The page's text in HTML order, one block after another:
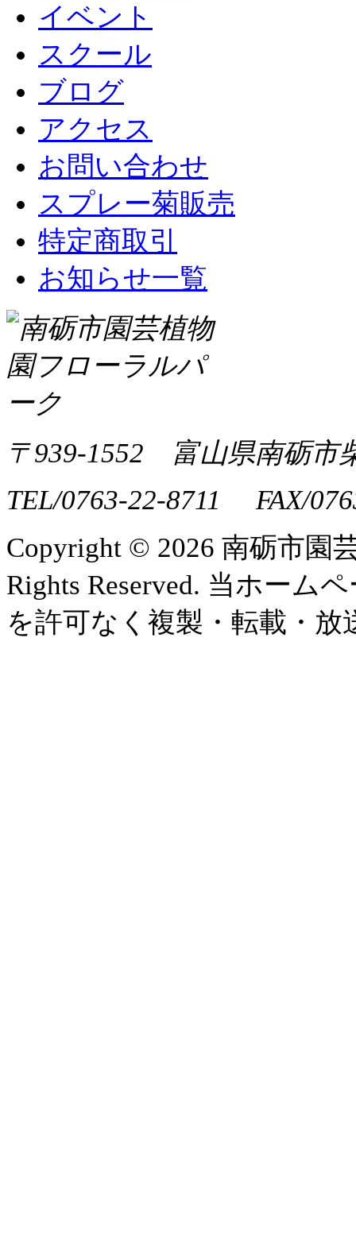
イベント
スクール
ブログ
アクセス
お問い合わせ
スプレー菊販売
特定商取引
お知らせ一覧
〒939-1552 富山県南砺市
TEL/0763-22-8711 FAX/
Copyright © 2026 南砺市園
Rights Reserved. 当ホーム
を許可なく複製・転載・